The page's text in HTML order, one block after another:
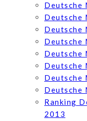
Deutsche
Deutsche
Deutsche
Deutsche
Deutsche
Deutsche
Deutsche
Deutsche
Ranking
2013